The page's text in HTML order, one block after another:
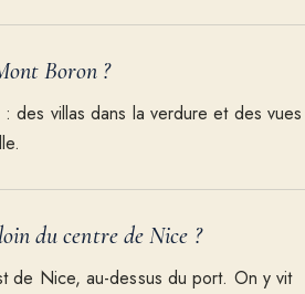
Boron ?
des villas dans la verdure et des vues
du centre de Nice ?
de Nice, au-dessus du port. On y vit